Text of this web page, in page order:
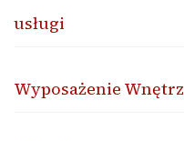
usługi
Wyposażenie Wnętrz